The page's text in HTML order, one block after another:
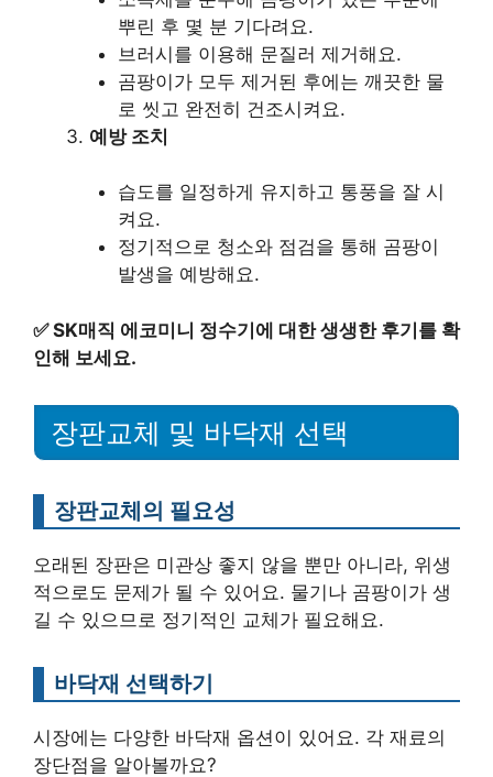
뿌린 후 몇 분 기다려요.
브러시를 이용해 문질러 제거해요.
곰팡이가 모두 제거된 후에는 깨끗한 물
로 씻고 완전히 건조시켜요.
예방 조치
습도를 일정하게 유지하고 통풍을 잘 시
켜요.
정기적으로 청소와 점검을 통해 곰팡이
발생을 예방해요.
✅SK매직 에코미니 정수기에 대한 생생한 후기를 확
인해 보세요.
장판교체 및 바닥재 선택
장판교체의 필요성
오래된 장판은 미관상 좋지 않을 뿐만 아니라, 위생
적으로도 문제가 될 수 있어요. 물기나 곰팡이가 생
길 수 있으므로 정기적인 교체가 필요해요.
바닥재 선택하기
시장에는 다양한 바닥재 옵션이 있어요. 각 재료의
장단점을 알아볼까요?